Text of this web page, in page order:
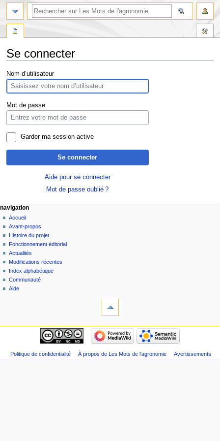
Se connecter
Aller
à
la
navigation
Aller
à
la
recherche
Nom d’utilisateur
Mot de passe
Garder ma session active
Se connecter
Aide pour se connecter
Mot de passe oublié ?
navigation
Accueil
Avant-propos
Histoire du projet
Fonctionnement éditorial
Actualités
Modifications récentes
Index alphabétique
Communauté
Aide
Politique de confidentialité À propos de Les Mots de l'agronomie Avertissements